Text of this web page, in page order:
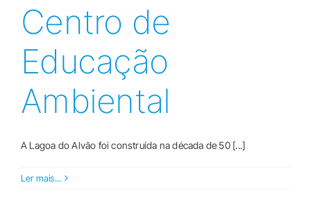
Centro de
Educação
Ambiental
A Lagoa do Alvão foi construída na década de 50 [...]
Ler mais...